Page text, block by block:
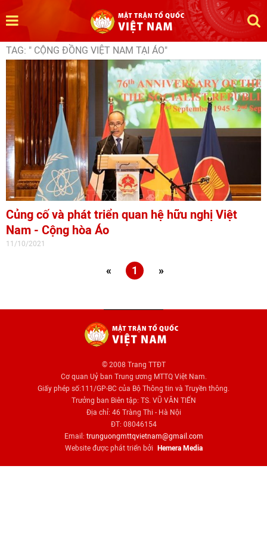
TAG: " CỘNG ĐỒNG VIỆT NAM TẠI ÁO"
Củng cố và phát triển quan hệ hữu nghị Việt
Nam - Cộng hòa Áo
11/10/2021
« 1 »
© 2008 Trang TTĐT
Cơ quan Uỷ ban Trung ương MTTQ Việt Nam.
Giấy phép số:111/GP-BC của Bộ Thông tin và Truyền thông.
Trưởng ban Biên tập: TS. VŨ VĂN TIẾN
Địa chỉ: 46 Tràng Thi - Hà Nội
ĐT: 08046154
Email: trunguongmttqvietnam@gmail.com
Website được phát triển bởi
Hemera Media